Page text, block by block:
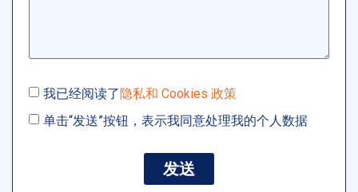
我已经阅读了隐私和 Cookies 政策
单击“发送”按钮，表示我同意处理我的个人数据
发送